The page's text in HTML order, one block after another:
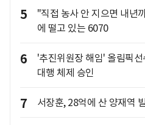
5
"직접 농사 안 지으면 내년
에 떨고 있는 6070
6
'추진위원장 해임' 올림픽
대행 체제 승인
7 서장훈, 28억에 산 양재역